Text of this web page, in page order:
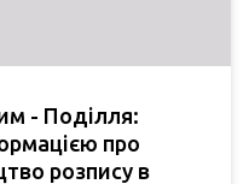
- Поділля:
про
розпису в